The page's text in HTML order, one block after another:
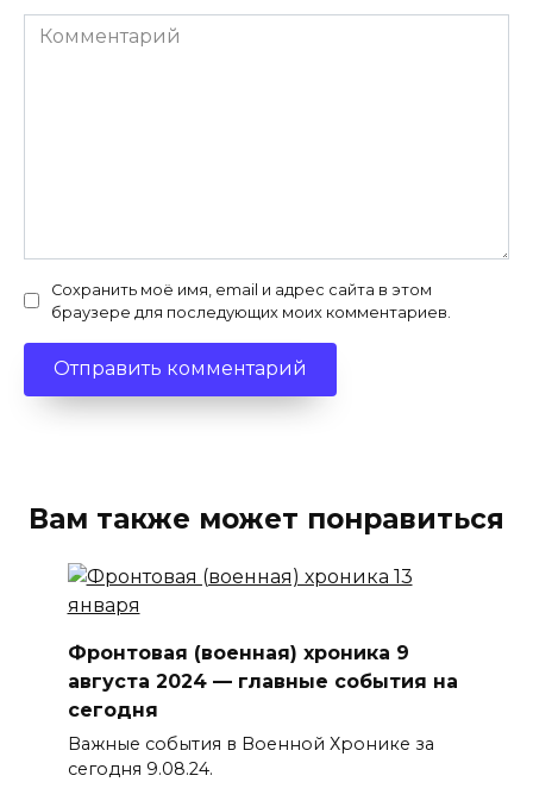
Комментарий
Сохранить моё имя, email и адрес сайта в этом
браузере для последующих моих комментариев.
Вам также может понравиться
Фронтовая (военная) хроника 9
августа 2024 — главные события на
сегодня
Важные события в Военной Хронике за
сегодня 9.08.24.